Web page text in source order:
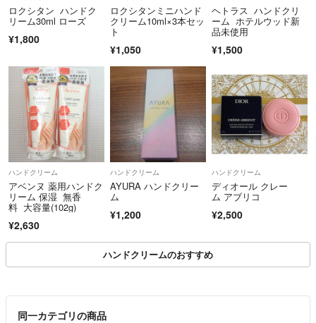
ロクシタン ハンドク
リーム30ml ローズ
¥1,800
ロクシタンミニハンド
クリーム10ml×3本セッ
ト
¥1,050
ヘトラス ハンドクリ
ーム ホテルウッド新
品未使用
¥1,500
ハンドクリーム
アベンヌ 薬用ハンドク
リーム 保湿 無香
料 大容量(102g)
¥2,630
ハンドクリーム
AYURA ハンドクリー
ム
¥1,200
ハンドクリーム
ディオール クレー
ム アブリコ
¥2,500
ハンドクリームのおすすめ
同一カテゴリの商品